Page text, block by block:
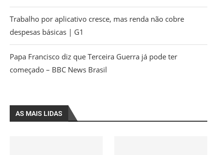
Trabalho por aplicativo cresce, mas renda não cobre
despesas básicas | G1
Papa Francisco diz que Terceira Guerra já pode ter
começado – BBC News Brasil
AS MAIS LIDAS